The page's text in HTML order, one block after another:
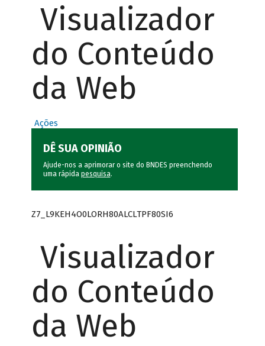
Visualizador
do Conteúdo
da Web
Ações
DÊ SUA OPINIÃO
Ajude-nos a aprimorar o site do BNDES preenchendo
uma rápida pesquisa.
Z7_L9KEH4O0LORH80ALCLTPF80SI6
Visualizador
do Conteúdo
da Web